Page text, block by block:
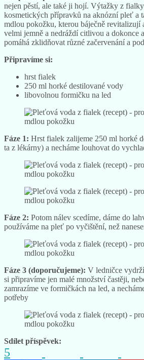
nejen pěstí, ale také ji hojí. Výtažky z
kosmetických přípravků na aknózní pleť a
mdlou pokožku, kterou báječně revitalizují
velmi jemně a nedráždí citlivou a dokonce
pomáhá zklidňovat různé začervenání a
Připravíme si:
hrst fialek
250 ml horké destilované vody
libovolnou formičku na led
Fáze 1: Hrst fialek zalijeme 250 ml horké
ta z lékárny) a necháme louhovat do
Fáze 2: Potom nálev scedíme, dáme do
používáme na pleť po vyčištění, než
Fáze 3 (doporučujeme): V ledničce
si připravíme jen malé množství častěji,
zamrazíme ve formičkách na led, a
potřeby
Sdílet příspěvek:
5